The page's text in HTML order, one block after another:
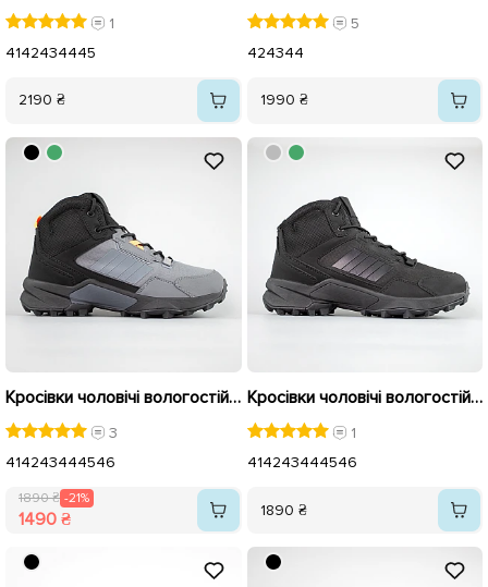
1
4142434445
2190 ₴
5
424344
1990 ₴
Кросівки чоловічі вологостійкі утеплені 593465 Сірі розпродаж
3
414243444546
1890 ₴ -21%
1490 ₴
Кросівки чоловічі вологостійкі утеплені 593464 Чорні
1
414243444546
1890 ₴